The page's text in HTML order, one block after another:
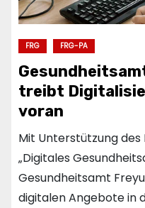
FRG FRG-PA
treibt
voran
Mit Unterstützung
„Digitales
Gesundheitsamt
digitalen Angebote in